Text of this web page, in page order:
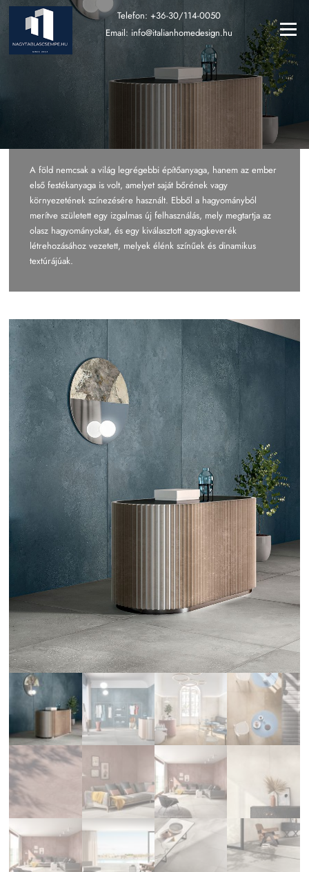
Ugrás
tartalomra
Menü
Telefon: +36-30/114-0050
Email: info@italianhomedesign.hu
A föld nemcsak a világ legrégebbi építőanyaga, hanem az ember
első festékanyaga is volt, amelyet saját bőrének vagy
környezetének színezésére használt. Ebből a hagyományból
merítve született egy izgalmas új felhasználás, mely megtartja az
olasz hagyományokat, és egy kiválasztott agyagkeverék
létrehozásához vezetett, melyek élénk színűek és dinamikus
textúrájúak.